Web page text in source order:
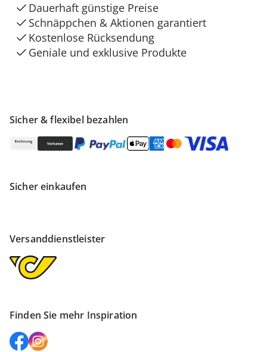
Sicher & flexibel bezahlen
Sicher einkaufen
Versanddienstleister
Finden Sie mehr Inspiration
Dauerhaft günstige Preise
Schnäppchen & Aktionen garantiert
Kostenlose Rücksendung
Geniale und exklusive Produkte